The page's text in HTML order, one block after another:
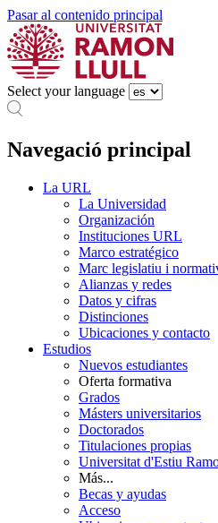
Pasar al contenido principal
Select your language
Navegació principal
La URL
La Universidad
Organización
Instituciones URL
Marco estratégico
Marc legislatiu i
Alianzas y redes
Datos y cifras
Distinciones
Ubicaciones y contacto
Estudios
Nuevos estudiantes
Oferta formativa
Grados
Másters universitarios
Doctorados
Titulaciones propias
Universitat d'Estiu
Más...
Becas y ayudas
Acceso